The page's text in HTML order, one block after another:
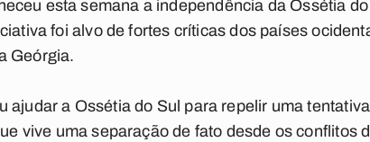
esta semana a independência da Ossétia
foi alvo de fortes críticas dos países
Geórgia.
ajudar a Ossétia do Sul para repelir uma
vive uma separação de fato desde os conflitos